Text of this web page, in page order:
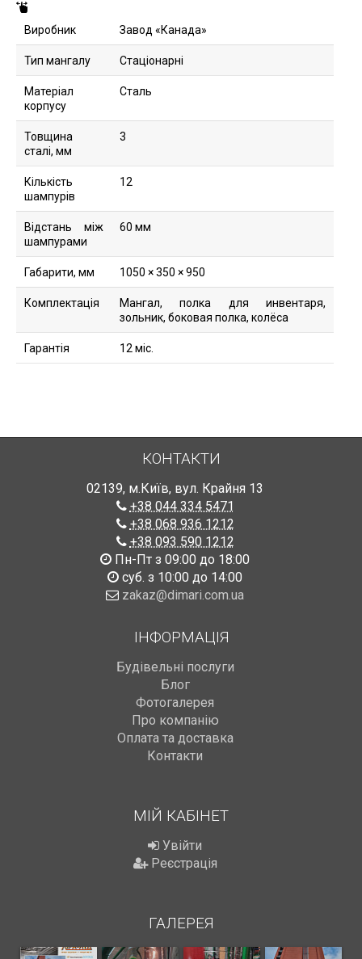
Виробник Завод «Канада»
Тип мангалу Стаціонарні
Матеріал
корпусу
Сталь
Товщина
сталі, мм
3
Кількість
шампурів
12
Відстань між
шампурами
60 мм
Габарити, мм 1050 × 350 × 950
Комплектація
Мангал, полка для инвентаря,
зольник, боковая полка, колёса
Гарантія 12 міс.
КОНТАКТИ
02139, м.Київ, вул. Крайня 13
+38 044 334 5471
+38 068 936 1212
+38 093 590 1212
Пн-Пт з 09:00 до 18:00
суб. з 10:00 до 14:00
zakaz@dimari.com.ua
ІНФОРМАЦІЯ
Будівельні послуги
Блог
Фотогалерея
Про компанію
Оплата та доставка
Контакти
МІЙ КАБІНЕТ
Увійти
Реєстрація
ГАЛЕРЕЯ